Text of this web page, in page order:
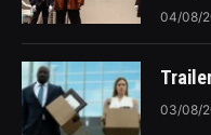
04/08/
03/08/